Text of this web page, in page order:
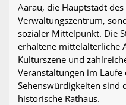
Aarau, die Hauptstadt
Verwaltungszentrum,
sozialer Mittelpunkt. Die
erhaltene mittelalterliche
Kulturszene und
Veranstaltungen im Laufe
Sehenswürdigkeiten sind
historische Rathaus.